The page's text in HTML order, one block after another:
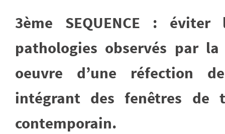
3ème SEQUENCE :
pathologies observés par
oeuvre d’une réfection
intégrant des fenêtres
contemporain.